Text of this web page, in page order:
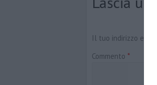
Il tuo indirizzo
Commento *